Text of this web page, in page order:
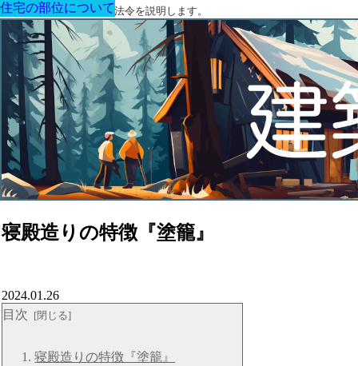
建築に関する用語と関連法令を説明します。
寝殿造りの特徴『塗籠』
住宅の部位について
2024.01.26
目次
寝殿造りの特徴『塗籠』
住宅の部位について
住宅の部位について
住宅の部位について
住宅の部位について
住宅の部位について
住宅の部位について